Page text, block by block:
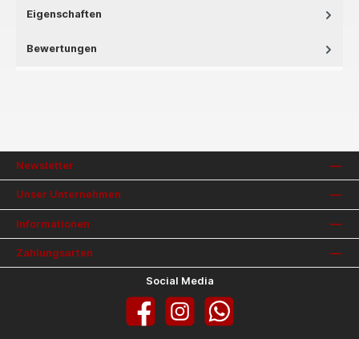
Eigenschaften
Bewertungen
Newsletter
Unser Unternehmen
Informationen
Zahlungsarten
Social Media
Facebook InstagramWhatsApp